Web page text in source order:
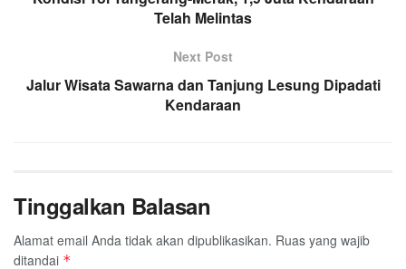
Telah Melintas
Next Post
Jalur Wisata Sawarna dan Tanjung Lesung Dipadati
Kendaraan
Tinggalkan Balasan
Alamat email Anda tidak akan dipublikasikan. Ruas yang wajib
ditandai *